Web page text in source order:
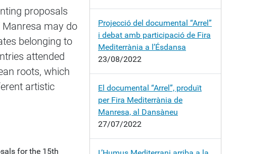
proposals
may do
belonging to
attended
roots, which
artistic
for the 15th
Projecció del documental “Arrel”
i debat amb participació de Fira
Mediterrània a l’Ésdansa
23/08/2022
El documental “Arrel”, produït
per Fira Mediterrània de
Manresa, al Dansàneu
27/07/2022